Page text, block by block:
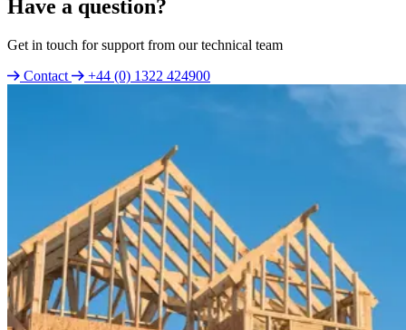
Have a question?
Get in touch for support from our technical team
Contact
+44 (0) 1322 424900